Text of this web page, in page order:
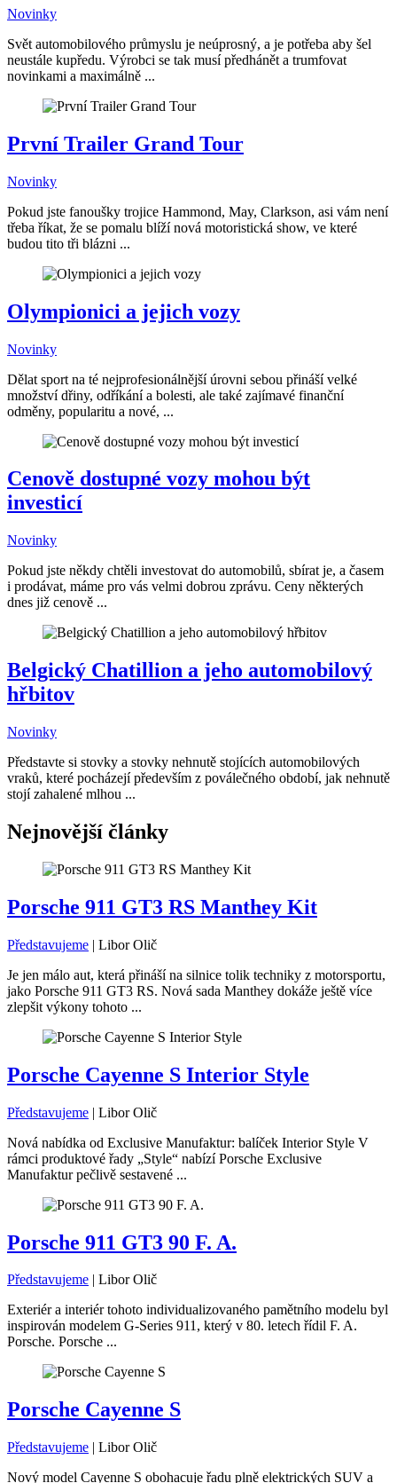
Novinky
Svět automobilového průmyslu je neúprosný, a je potřeba aby šel
neustále kupředu. Výrobci se tak musí předhánět a trumfovat
novinkami a maximálně ...
První Trailer Grand Tour
Novinky
Pokud jste fanoušky trojice Hammond, May, Clarkson, asi vám není
třeba říkat, že se pomalu blíží nová motoristická show, ve které
budou tito tři blázni ...
Olympionici a jejich vozy
Novinky
Dělat sport na té nejprofesionálnější úrovni sebou přináší velké
množství dřiny, odříkání a bolesti, ale také zajímavé finanční
odměny, popularitu a nové, ...
Cenově dostupné vozy mohou být
investicí
Novinky
Pokud jste někdy chtěli investovat do automobilů, sbírat je, a časem
i prodávat, máme pro vás velmi dobrou zprávu. Ceny některých
dnes již cenově ...
Belgický Chatillion a jeho automobilový
hřbitov
Novinky
Představte si stovky a stovky nehnutě stojících automobilových
vraků, které pocházejí především z poválečného období, jak nehnutě
stojí zahalené mlhou ...
Nejnovější články
Porsche 911 GT3 RS Manthey Kit
Představujeme | Libor Olič
Je jen málo aut, která přináší na silnice tolik techniky z motorsportu,
jako Porsche 911 GT3 RS. Nová sada Manthey dokáže ještě více
zlepšit výkony tohoto ...
Porsche Cayenne S Interior Style
Představujeme | Libor Olič
Nová nabídka od Exclusive Manufaktur: balíček Interior Style V
rámci produktové řady „Style“ nabízí Porsche Exclusive
Manufaktur pečlivě sestavené ...
Porsche 911 GT3 90 F. A.
Představujeme | Libor Olič
Exteriér a interiér tohoto individualizovaného pamětního modelu byl
inspirován modelem G-Series 911, který v 80. letech řídil F. A.
Porsche. Porsche ...
Porsche Cayenne S
Představujeme | Libor Olič
Nový model Cayenne S obohacuje řadu plně elektrických SUV a